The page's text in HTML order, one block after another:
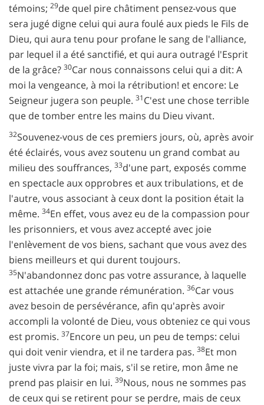
témoins; 29de quel pire châtiment pensez-vous que
sera jugé digne celui qui aura foulé aux pieds le Fils de
Dieu, qui aura tenu pour profane le sang de l'alliance,
par lequel il a été sanctifié, et qui aura outragé l'Esprit
de la grâce? 30Car nous connaissons celui qui a dit: A
moi la vengeance, à moi la rétribution! et encore: Le
Seigneur jugera son peuple. 31C'est une chose terrible
que de tomber entre les mains du Dieu vivant.
32Souvenez-vous de ces premiers jours, où, après avoir
été éclairés, vous avez soutenu un grand combat au
milieu des souffrances, 33d'une part, exposés comme
en spectacle aux opprobres et aux tribulations, et de
l'autre, vous associant à ceux dont la position était la
même. 34En effet, vous avez eu de la compassion pour
les prisonniers, et vous avez accepté avec joie
l'enlèvement de vos biens, sachant que vous avez des
biens meilleurs et qui durent toujours.
35N'abandonnez donc pas votre assurance, à laquelle
est attachée une grande rémunération. 36Car vous
avez besoin de persévérance, afin qu'après avoir
accompli la volonté de Dieu, vous obteniez ce qui vous
est promis. 37Encore un peu, un peu de temps: celui
qui doit venir viendra, et il ne tardera pas. 38Et mon
juste vivra par la foi; mais, s'il se retire, mon âme ne
prend pas plaisir en lui. 39Nous, nous ne sommes pas
de ceux qui se retirent pour se perdre, mais de ceux